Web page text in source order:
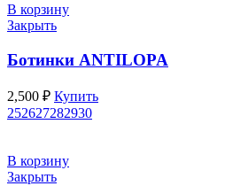
В корзину
Закрыть
Ботинки ANTILOPA
2,500 ₽ Купить
252627282930
В корзину
Закрыть